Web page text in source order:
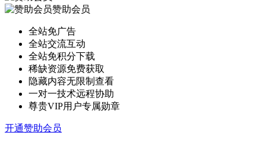
赞助会员
全站免广告
全站交流互动
全站免积分下载
稀缺资源免费获取
隐藏内容无限制查看
一对一技术远程协助
尊贵VIP用户专属勋章
开通赞助会员